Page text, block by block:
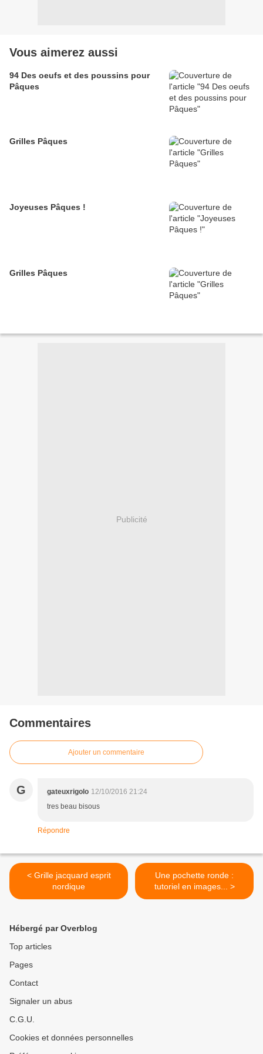
Vous aimerez aussi
94 Des oeufs et des poussins pour
Pâques
Grilles Pâques
Joyeuses Pâques !
Grilles Pâques
Publicité
Commentaires
Ajouter un commentaire
G gateuxrigolo 12/10/2016 21:24
tres beau bisous
Répondre
< Grille jacquard esprit
nordique
Une pochette ronde :
tutoriel en images... >
Hébergé par Overblog
Top articles
Pages
Contact
Signaler un abus
C.G.U.
Cookies et données personnelles